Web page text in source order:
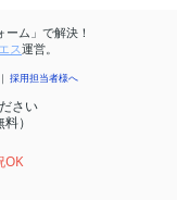
ム」で解決！
ス運営。
採用担当者様へ
さい
）
OK